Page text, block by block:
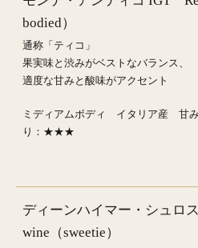
bodied）
通称「ティコ」
果実味と渋みがベストなバランス、
適度な甘みと酸味がアクセント
ミディアムボディ イタリア産
り：★★★
ディーンハイマー・シュロ
wine（sweetie）